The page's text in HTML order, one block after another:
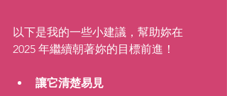
以下是我的一些小建議，幫助妳在
2025 年繼續朝著妳的目標前進！
讓它清楚易見